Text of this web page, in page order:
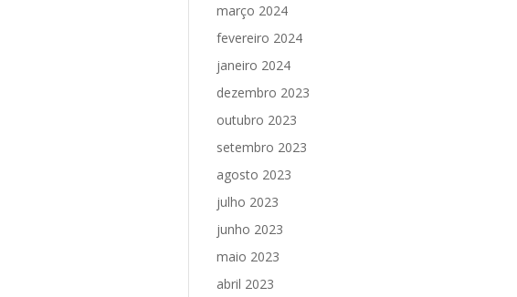
março 2024
fevereiro 2024
janeiro 2024
dezembro 2023
outubro 2023
setembro 2023
agosto 2023
julho 2023
junho 2023
maio 2023
abril 2023